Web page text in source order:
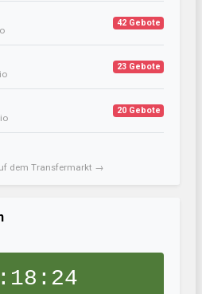
42 Gebote
23 Gebote
20 Gebote
dem Transfermarkt →